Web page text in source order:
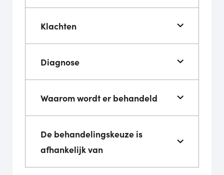
Klachten
Diagnose
Waarom wordt er behandeld
De behandelingskeuze is
afhankelijk van